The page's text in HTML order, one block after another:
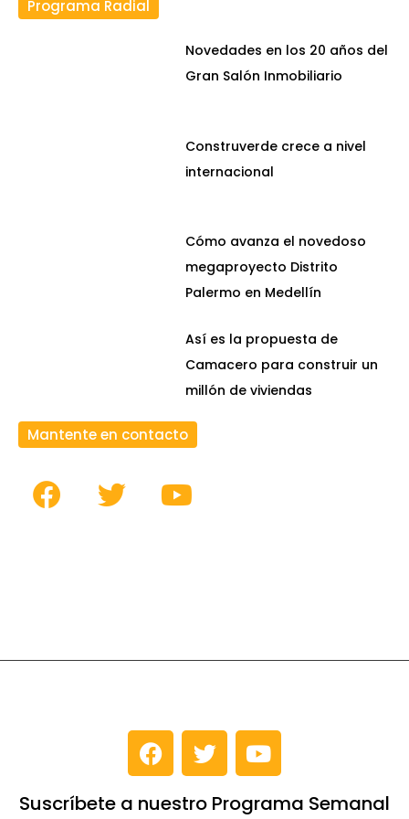
Programa Radial
Novedades en los 20 años del
Gran Salón Inmobiliario
Construverde crece a nivel
internacional
Cómo avanza el novedoso
megaproyecto Distrito
Palermo en Medellín
Así es la propuesta de
Camacero para construir un
millón de viviendas
Mantente en contacto
Suscríbete a nuestro Programa Semanal